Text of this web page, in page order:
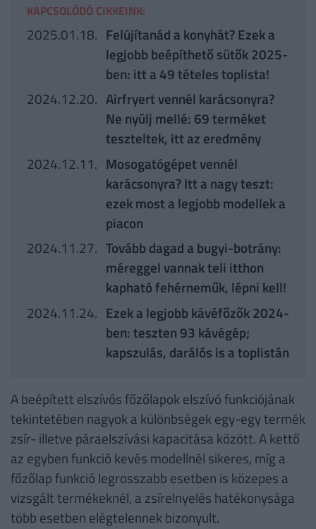
KAPCSOLÓDÓ CIKKEINK:
2025.01.18. Felújítanád a konyhát? Ezek a
legjobb beépíthető sütők 2025-
ben: itt a 49 tételes toplista!
2024.12.20. Airfryert vennél karácsonyra?
Ne nyúlj mellé: 69 terméket
teszteltek, itt az eredmény
2024.12.11. Mosogatógépet vennél
karácsonyra? Itt a nagy teszt:
ezek most a legjobb modellek a
piacon
2024.11.27. Tovább dagad a bugyi-botrány:
méreggel vannak teli itthon
kapható fehérneműk, lépni kell!
2024.11.24. Ezek a legjobb kávéfőzők 2024-
ben: teszten 93 kávégép;
kapszulás, darálós is a toplistán
A beépített elszívós főzőlapok elszívó funkciójának
tekintetében nagyok a különbségek egy-egy termék
zsír- illetve páraelszívási kapacitása között. A kettő
az egyben funkció kevés modellnél sikeres, míg a
főzőlap funkció legrosszabb esetben is közepes a
vizsgált termékeknél, a zsírelnyelés hatékonysága
több esetben elégtelennek bizonyult.